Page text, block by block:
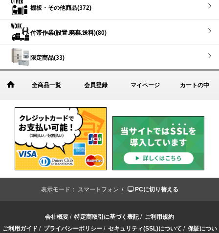
棚板・その他商品(372)
付帯作業(設置.廃棄.送料)(80)
限定商品(33)
全商品一覧 会員登録 マイページ カートの中
表示モード： スマートフォン / PCに切り替える
会社概要 / 特定商取引に基づく表記/ ご利用規約
ご利用ガイド / プライバシーポリシー/ セキュリティ(SSL)について / 保証につい